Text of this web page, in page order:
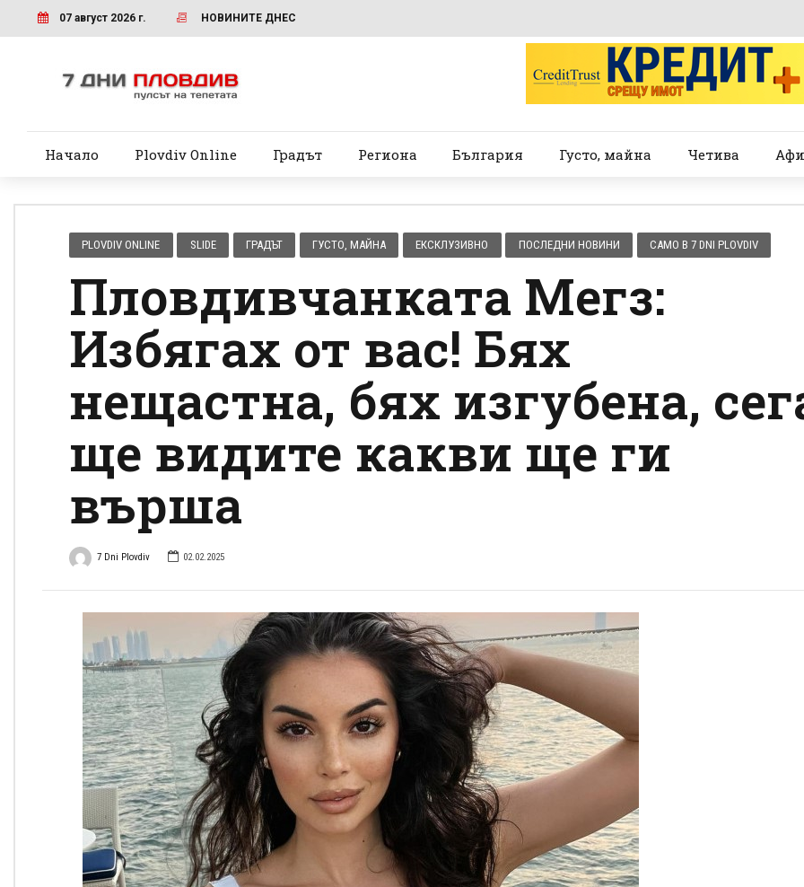
07 август 2026 г. НОВИНИТЕ ДНЕС
Начало Plovdiv Online Градът Региона България Густо, майна Четива
PLOVDIV ONLINE SLIDE ГРАДЪТ ГУСТО, МАЙНА ЕКСКЛУЗИВНО ПОСЛЕДНИ НОВИНИ САМО В 7 DNI PLOVDIV
Пловдивчанката Мегз:
Избягах от вас! Бях
нещастна, бях изгубена,
ще видите какви ще ги
върша
7 Dni Plovdiv 02.02.2025